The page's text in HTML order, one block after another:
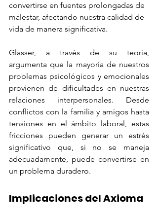
convertirse en fuentes prolongadas de
malestar, afectando nuestra calidad de
vida de manera significativa.
Glasser, a través de su teoría,
argumenta que la mayoría de nuestros
problemas psicológicos y emocionales
provienen de dificultades en nuestras
relaciones interpersonales. Desde
conflictos con la familia y amigos hasta
tensiones en el ámbito laboral, estas
fricciones pueden generar un estrés
significativo que, si no se maneja
adecuadamente, puede convertirse en
un problema duradero.
Implicaciones del Axioma